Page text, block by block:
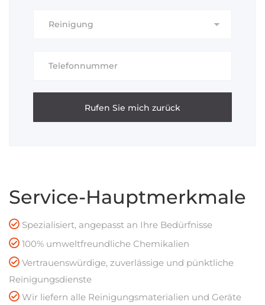
Service-Hauptmerkmale
Spezialisiert, angepasst an Ihre Bedürfnisse
100% umweltfreundliche Chemikalien
Vertrauenswürdige, zuverlässige und pünktliche
Reinigungsdienste
Wir liefern alle Reinigungsmaterialien und Geräte